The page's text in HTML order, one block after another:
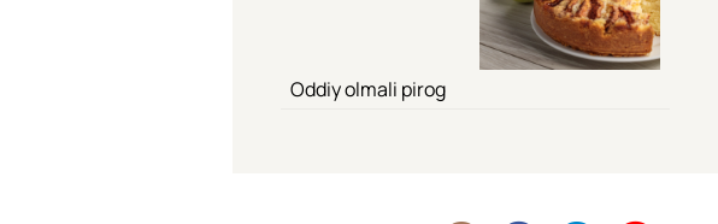
Oddiy olmali pirog